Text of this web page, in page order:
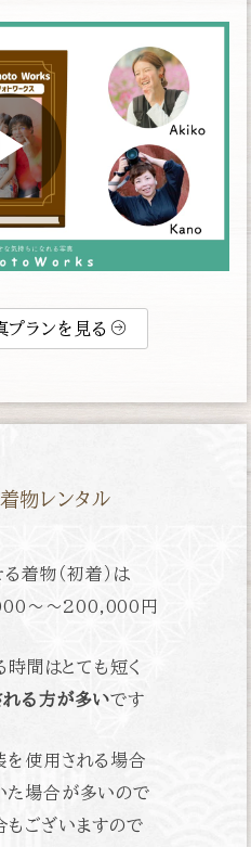
プランを見る
物レンタル
着物（初着）は
〜〜200,000円
時間はとても短く
れる方が多いです
を使用される場合
た場合が多いので
もございますので